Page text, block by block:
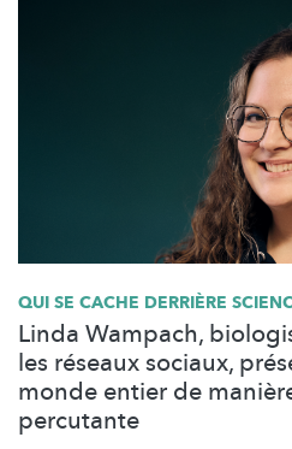
QUI SE CACHE DERRIÈRE
Linda Wampach,
les réseaux sociaux,
monde entier de
percutante